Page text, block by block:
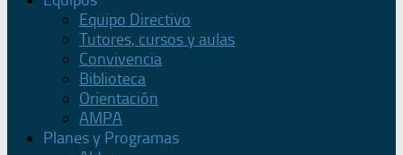
Equipo Directivo
Tutores, cursos y aulas
Convivencia
Biblioteca
Orientación
AMPA
Planes y Programas